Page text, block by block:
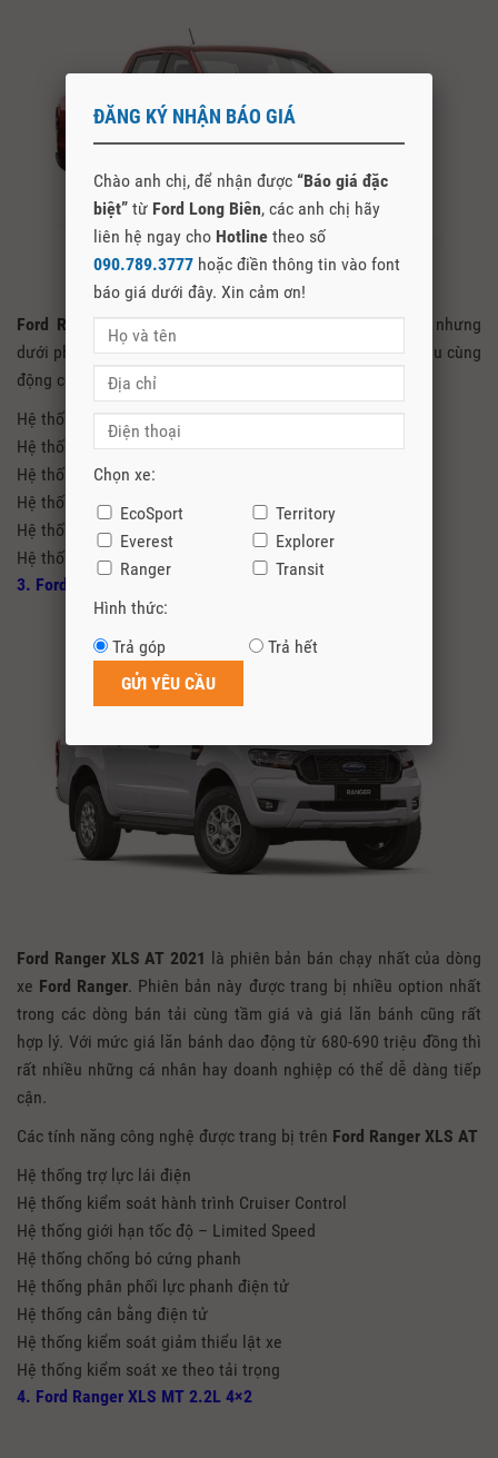
Ford Ranger Limited 2021cũng là phiên bản cao cấp nhưng
dưới phiên bản Wildtrak. Tuy nhiên vẫn được trang bị 2 cầu cùng
động cơ 2.0 Turbo và rất nhiều công nghệ tối tân như:
Hệ thống trợ lực lái điện
Hệ thống kiểm soát giảm thiểu lật xe
Hệ thống kiểm soát xe theo tải trọng
Hệ thống chống bó cứng phanh
Hệ thống phân phối lực phanh điện tử
Hệ thống đèn Full Led cùng dải led định vị ban ngày
3. Ford Ranger XLS AT 2.2L 4×2
Ford Ranger XLS AT 2021 là phiên bản bán chạy nhất của dòng
xe Ford Ranger. Phiên bản này được trang bị nhiều option nhất
trong các dòng bán tải cùng tầm giá và giá lăn bánh cũng rất
hợp lý. Với mức giá lăn bánh dao động từ 680-690 triệu đồng thì
rất nhiều những cá nhân hay doanh nghiệp có thể dễ dàng tiếp
cận.
Các tính năng công nghệ được trang bị trên Ford Ranger XLS AT
Hệ thống trợ lực lái điện
Hệ thống kiểm soát hành trình Cruiser Control
Hệ thống giới hạn tốc độ – Limited Speed
Hệ thống chống bó cứng phanh
Hệ thống phân phối lực phanh điện tử
Hệ thống cân bằng điện tử
Hệ thống kiểm soát giảm thiểu lật xe
Hệ thống kiểm soát xe theo tải trọng
4. Ford Ranger XLS MT 2.2L 4×2
ĐĂNG KÝ NHẬN BÁO GIÁ
Chào anh chị, để nhận được “Báo giá đặc
biệt” từ Ford Long Biên, các anh chị hãy
liên hệ ngay cho Hotline theo số
090.789.3777 hoặc điền thông tin vào font
báo giá dưới đây. Xin cảm ơn!
Chọn xe:
EcoSport
Territory
Everest
Explorer
Ranger
Transit
Hình thức:
Trả góp
Trả hết